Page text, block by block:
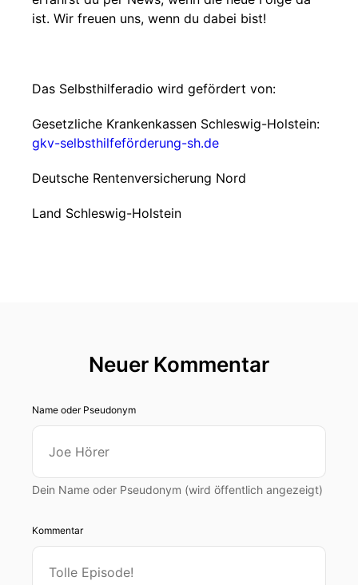
ist. Wir freuen uns, wenn du dabei bist!
Das Selbsthilferadio wird gefördert von:
Gesetzliche Krankenkassen Schleswig-Holstein:
gkv-selbsthilfeförderung-sh.de
Deutsche Rentenversicherung Nord
Land Schleswig-Holstein
Neuer Kommentar
Name oder Pseudonym
Dein Name oder Pseudonym (wird öffentlich angezeigt)
Kommentar